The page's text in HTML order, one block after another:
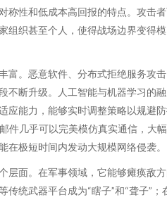
称性和低成本高回报的特点。攻击
组织甚至个人，使得战场边界变得模
富。恶意软件、分布式拒绝服务攻
不断升级。人工智能与机器学习的融
应能力，能够实时调整策略以规避
件几乎可以完美模仿真实通信，大
极短时间内发动大规模网络侵袭。
层面。在军事领域，它能够瘫痪敌
统武器平台成为“瞎子”和“聋子”；